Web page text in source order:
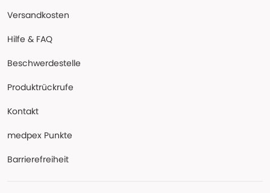
Versandkosten
Hilfe & FAQ
Beschwerdestelle
Produktrückrufe
Kontakt
medpex Punkte
Barrierefreiheit